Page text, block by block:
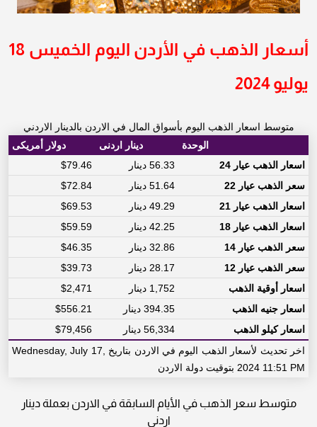
أسعار الذهب في الأردن اليوم الخميس 18
يوليو 2024
متوسط اسعار الذهب اليوم بأسواق المال في الاردن بالدينار الاردني
الوحدة
دينار اردنى
دولار أمريكى
اسعار الذهب عيار 24
56.33 دينار
$79.46
سعر الذهب عيار 22
51.64 دينار
$72.84
اسعار الذهب عيار 21
49.29 دينار
$69.53
اسعار الذهب عيار 18
42.25 دينار
$59.59
سعر الذهب عيار 14
32.86 دينار
$46.35
سعر الذهب عيار 12
28.17 دينار
$39.73
اسعار أوقية الذهب
1,752 دينار
$2,471
اسعار جنيه الذهب
394.35 دينار
$556.21
اسعار كيلو الذهب
56,334 دينار
$79,456
اخر تحديث لأسعار الذهب اليوم في الاردن بتاريخ Wednesday, July 17,
2024 11:51 PM بتوقيت دولة الاردن
متوسط سعر الذهب في الأيام السابقة في الاردن بعملة دينار
اردنى